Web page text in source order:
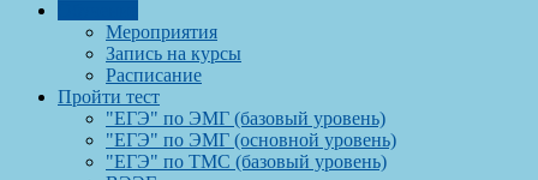
Мероприятия
Запись на курсы
Расписание
Пройти тест
"ЕГЭ" по ЭМГ (базовый уровень)
"ЕГЭ" по ЭМГ (основной уровень)
"ЕГЭ" по ТМС (базовый уровень)